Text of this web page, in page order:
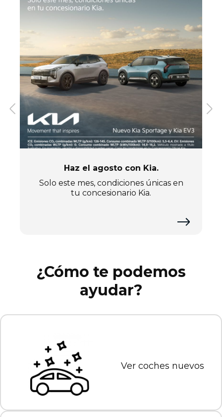
Haz el agosto con Kia.
Solo este mes, condiciones únicas en
tu concesionario Kia.
¿Cómo te podemos
ayudar?
Ver coches nuevos